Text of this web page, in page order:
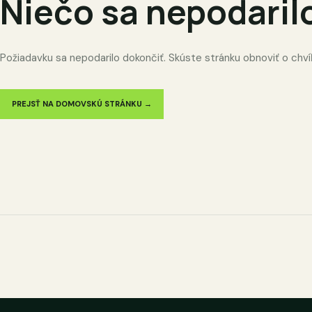
Niečo sa
Požiadavku sa nepodarilo dokončiť. Skúste stránku obnoviť o
PREJSŤ NA DOMOVSKÚ STRÁNKU →